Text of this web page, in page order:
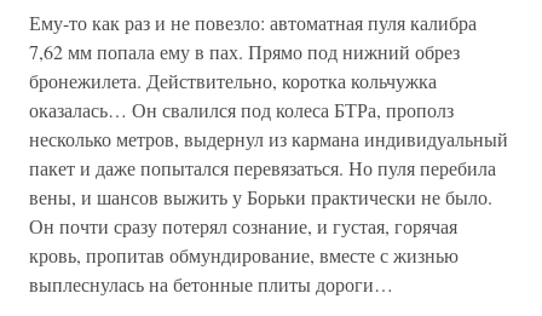
Ему-то как раз и не повезло: автоматная пуля калибра
7,62 мм попала ему в пах. Прямо под нижний обрез
бронежилета. Действительно, коротка кольчужка
оказалась… Он свалился под колеса БТРа, прополз
несколько метров, выдернул из кармана индивидуальный
пакет и даже попытался перевязаться. Но пуля перебила
вены, и шансов выжить у Борьки практически не было.
Он почти сразу потерял сознание, и густая, горячая
кровь, пропитав обмундирование, вместе с жизнью
выплеснулась на бетонные плиты дороги…